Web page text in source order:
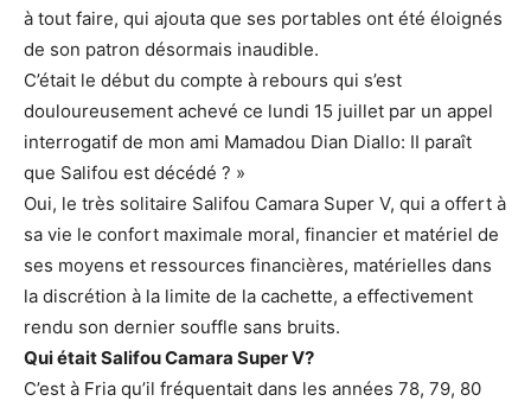
à tout faire, qui ajouta que ses portables ont été éloignés
de son patron désormais inaudible.
C’était le début du compte à rebours qui s’est
douloureusement achevé ce lundi 15 juillet par un appel
interrogatif de mon ami Mamadou Dian Diallo: II paraît
que Salifou est décédé ? »
Oui, le très solitaire Salifou Camara Super V, qui a offert à
sa vie le confort maximale moral, financier et matériel de
ses moyens et ressources financières, matérielles dans
la discrétion à la limite de la cachette, a effectivement
rendu son dernier souffle sans bruits.
Qui était Salifou Camara Super V?
C’est à Fria qu’il fréquentait dans les années 78, 79, 80